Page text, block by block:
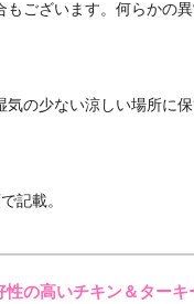
ございます。何らかの
の少ない涼しい場所に保
記載。
性の高いチキン＆ターキ